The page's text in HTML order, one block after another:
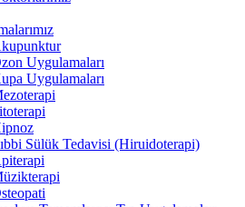
Uygulamaları
Uygulamaları
Sülük Tedavisi (Hiruidoterapi)